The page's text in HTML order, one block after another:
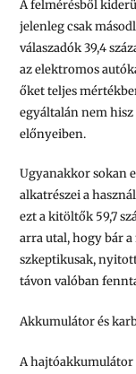
A felmérésből
jelenleg csak
válaszadók 39,4
az elektromos
őket teljes
egyáltalán nem
előnyeiben.
Ugyanakkor sokan
alkatrészei a
ezt a kitöltők 59,7
arra utal, hogy bár a
szkeptikusak,
távon valóban
Akkumulátor és
A hajtóakkumulátor